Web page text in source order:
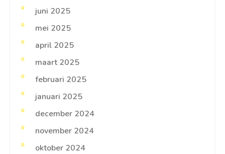
juni 2025
mei 2025
april 2025
maart 2025
februari 2025
januari 2025
december 2024
november 2024
oktober 2024